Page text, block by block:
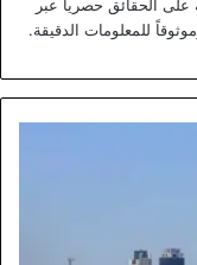
على الحقائق حصرياً عبر